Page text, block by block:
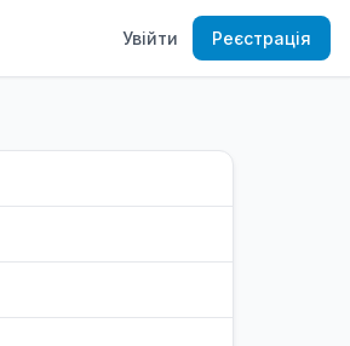
Увійти Реєстрація